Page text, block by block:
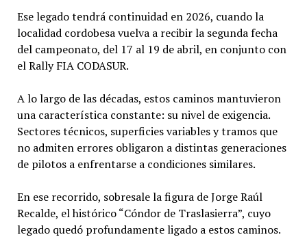
Ese legado tendrá continuidad en 2026, cuando la
localidad cordobesa vuelva a recibir la segunda fecha
del campeonato, del 17 al 19 de abril, en conjunto con
el Rally FIA CODASUR.
A lo largo de las décadas, estos caminos mantuvieron
una característica constante: su nivel de exigencia.
Sectores técnicos, superficies variables y tramos que
no admiten errores obligaron a distintas generaciones
de pilotos a enfrentarse a condiciones similares.
En ese recorrido, sobresale la figura de Jorge Raúl
Recalde, el histórico “Cóndor de Traslasierra”, cuyo
legado quedó profundamente ligado a estos caminos.